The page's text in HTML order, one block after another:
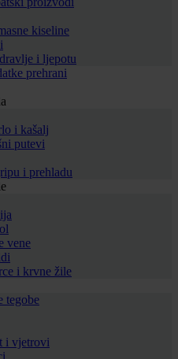
kiseline
i ljepotu
prehrani
i kašalj
putevi
i prehladu
vene
i krvne žile
tegobe
i vjetrovi